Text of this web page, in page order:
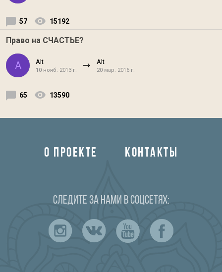
57 15192
Право на СЧАСТЬЕ?
A Alt
10 нояб. 2013 г.
Alt
20 мар. 2016 г.
65 13590
О ПРОЕКТЕ КОНТАКТЫ
Следите за нами в соцсетях: